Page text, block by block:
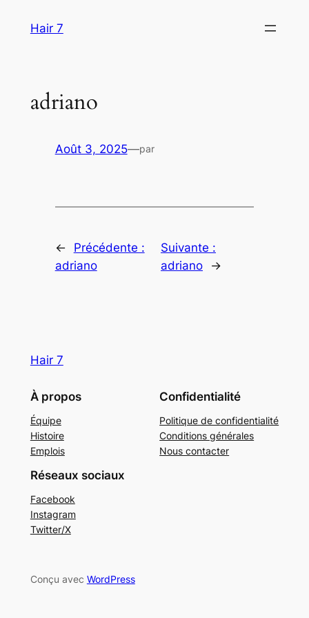
Hair 7
adriano
Août 3, 2025—par
←
Précédente :
adriano
Suivante :
adriano
→
Hair 7
À propos
Équipe
Histoire
Emplois
Confidentialité
Politique de confidentialité
Conditions générales
Nous contacter
Réseaux sociaux
Facebook
Instagram
Twitter/X
Conçu avec WordPress